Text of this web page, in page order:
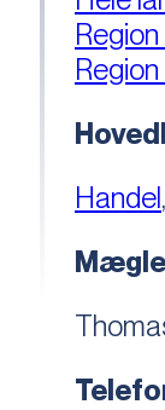
Handel,